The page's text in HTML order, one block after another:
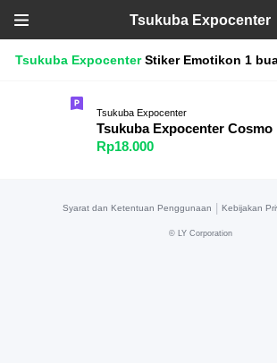
Tsukuba Expocenter
Tsukuba Expocenter Stiker Emotikon 1
Tsukuba Expocenter
Rp18.000
Syarat dan Ketentuan Penggunaan Kebijakan
© LY Corporation